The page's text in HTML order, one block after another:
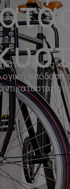
στην άνεση
αντικατάσταση